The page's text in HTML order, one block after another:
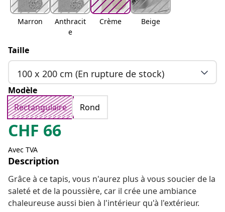
Marron
Anthracit
e
Crème Beige
Taille
100 x 200 cm (En rupture de stock)
Modèle
Rectangulaire
Rond
CHF 66
Avec TVA
Description
Grâce à ce tapis, vous n'aurez plus à vous soucier de la
saleté et de la poussière, car il crée une ambiance
chaleureuse aussi bien à l'intérieur qu'à l'extérieur.